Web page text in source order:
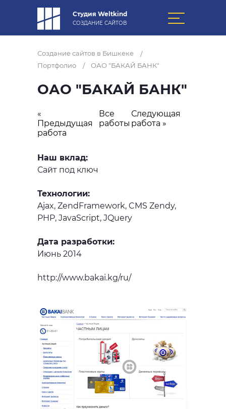
Студия Weltkind
СОЗДАНИЕ САЙТОВ
Создание сайтов в Бишкеке
/
Портфолио
/ ОАО "БАКАЙ БАНК"
ОАО "БАКАЙ БАНК"
«
Предыдущая
работа
Все
работы
Следующая
работа »
Наш вклад:
Сайт под ключ
Технологии:
Ajax, ZendFramework, CMS Zendy,
PHP, JavaScript, JQuery
Дата разработки:
Июнь 2014
http://www.bakai.kg/ru/